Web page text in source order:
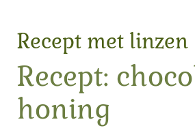
Recept:
honing
Recept met linzen